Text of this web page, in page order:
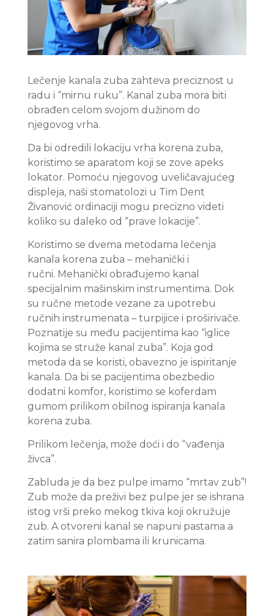
Lečenje kanala zuba zahteva preciznost u
radu i “mirnu ruku”. Kanal zuba mora biti
obrađen celom svojom dužinom do
njegovog vrha.
Da bi odredili lokaciju vrha korena zuba,
koristimo se aparatom koji se zove apeks
lokator. Pomoću njegovog uveličavajućeg
displeja, naši stomatolozi u Tim Dent
Živanović ordinaciji mogu precizno videti
koliko su daleko od “prave lokacije”.
Koristimo se dvema metodama lečenja
kanala korena zuba – mehanički i
ručni. Mehanički obrađujemo kanal
specijalnim mašinskim instrumentima. Dok
su ručne metode vezane za upotrebu
ručnih instrumenata – turpijice i proširivače.
Poznatije su među pacijentima kao “iglice
kojima se struže kanal zuba”. Koja god
metoda da se koristi, obavezno je ispiritanje
kanala. Da bi se pacijentima obezbedio
dodatni komfor, koristimo se koferdam
gumom prilikom obilnog ispiranja kanala
korena zuba.
Prilikom lečenja, može doći i do “vađenja
živca”.
Zabluda je da bez pulpe imamo “mrtav zub”!
Zub može da preživi bez pulpe jer se ishrana
istog vrši preko mekog tkiva koji okružuje
zub. A otvoreni kanal se napuni pastama a
zatim sanira plombama ili krunicama.